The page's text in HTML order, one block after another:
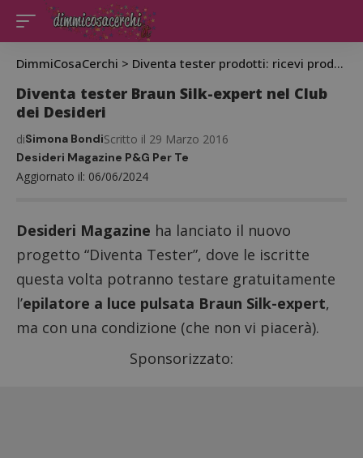
DimmiCosaCerchi > Diventa tester prodotti: ricevi prodotti gratis da testare
Diventa tester Braun Silk-expert nel Club
dei Desideri
Aggiornato il: 06/06/2024
diSimona BondiScritto il 29 Marzo 2016
Desideri Magazine P&G Per Te
Desideri Magazine ha lanciato il nuovo
progetto “Diventa Tester”, dove le iscritte
questa volta potranno testare gratuitamente
l’epilatore a luce pulsata Braun Silk-expert,
ma con una condizione (che non vi piacerà).
Sponsorizzato: